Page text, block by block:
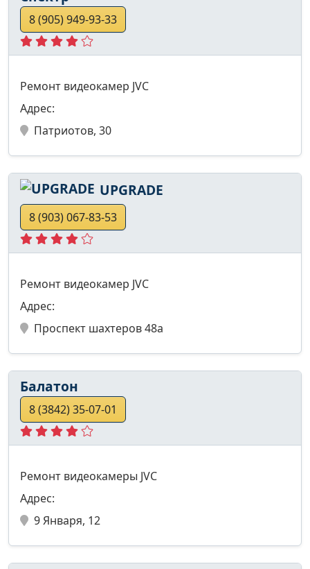
8 (905) 949-93-33
Ремонт видеокамер JVC
Адрес:
Патриотов, 30
UPGRADE
8 (903) 067-83-53
Ремонт видеокамер JVC
Адрес:
Проспект шахтеров 48а
Балатон
8 (3842) 35-07-01
Ремонт видеокамеры JVC
Адрес:
9 Января, 12